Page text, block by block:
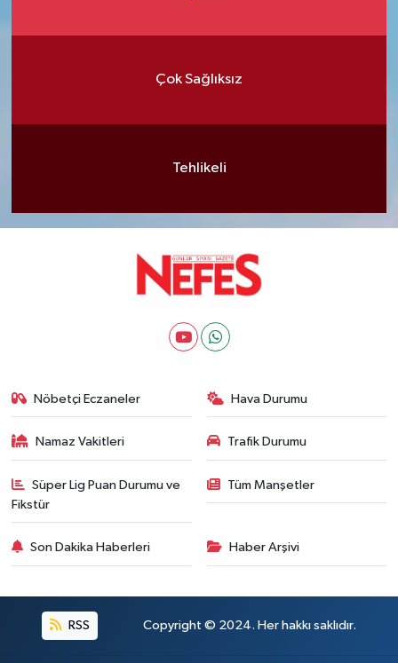
Çok Sağlıksız
Tehlikeli
Nöbetçi Eczaneler Hava Durumu
Namaz Vakitleri Trafik Durumu
Süper Lig Puan Durumu ve
Fikstür
Tüm Manşetler
Son Dakika Haberleri Haber Arşivi
RSS Copyright © 2024. Her hakkı saklıdır.